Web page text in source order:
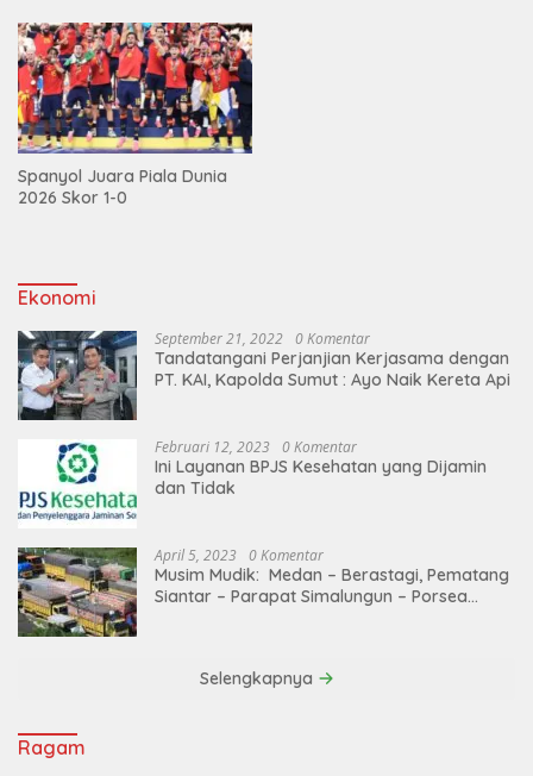
Spanyol Juara Piala Dunia
2026 Skor 1-0
Ekonomi
September 21, 2022 0 Komentar
Tandatangani Perjanjian Kerjasama dengan
PT. KAI, Kapolda Sumut : Ayo Naik Kereta Api
Februari 12, 2023 0 Komentar
Ini Layanan BPJS Kesehatan yang Dijamin
dan Tidak
April 5, 2023 0 Komentar
Musim Mudik: Medan – Berastagi, Pematang
Siantar – Parapat Simalungun – Porsea
Selengkapnya
Ragam